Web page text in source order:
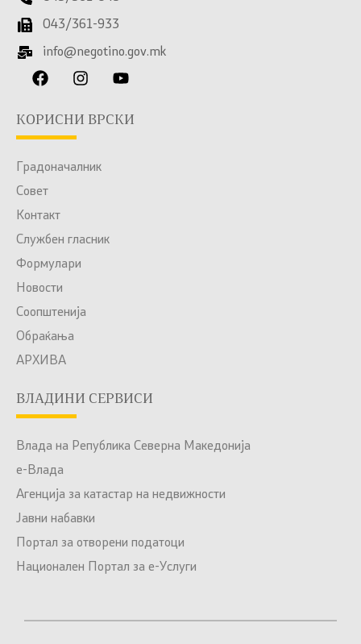
043/361-933
info@negotino.gov.mk
КОРИСНИ ВРСКИ
Градоначалник
Совет
Контакт
Службен гласник
Формулари
Новости
Соопштенија
Обраќања
АРХИВА
ВЛАДИНИ СЕРВИСИ
Влада на Република Северна Македонија
е-Влада
Агенција за катастар на недвижности
Јавни набавки
Портал за отворени податоци
Национален Портал за е-Услуги